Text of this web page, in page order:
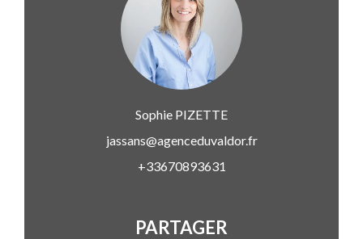
Sophie PIZETTE
jassans@agenceduvaldor.fr
+33670893631
PARTAGER